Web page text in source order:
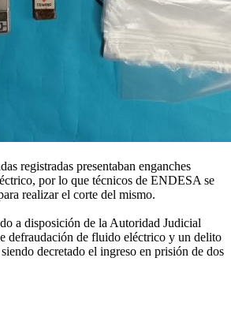
registradas presentaban enganches
por lo que técnicos de ENDESA se
realizar el corte del mismo.
a disposición de la Autoridad Judicial
defraudación de fluido eléctrico y un delito
decretado el ingreso en prisión de dos